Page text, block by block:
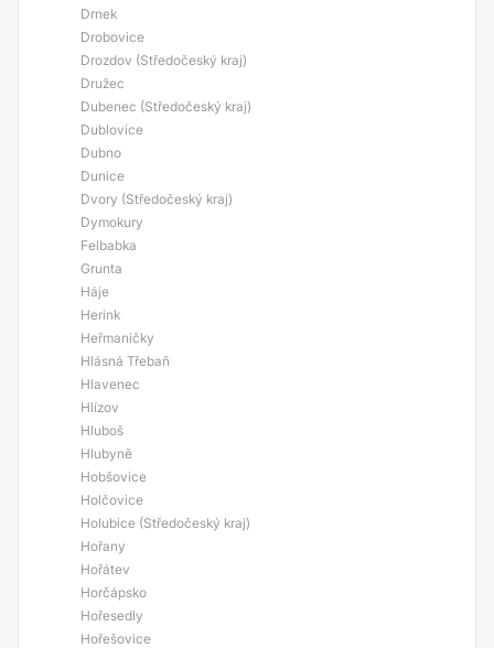
Drnek
Drobovice
Drozdov (Středočeský kraj)
Družec
Dubenec (Středočeský kraj)
Dublovice
Dubno
Dunice
Dvory (Středočeský kraj)
Dymokury
Felbabka
Grunta
Háje
Herink
Heřmaničky
Hlásná Třebaň
Hlavenec
Hlízov
Hluboš
Hlubyně
Hobšovice
Holčovice
Holubice (Středočeský kraj)
Hořany
Hořátev
Horčápsko
Hořesedly
Hořešovice